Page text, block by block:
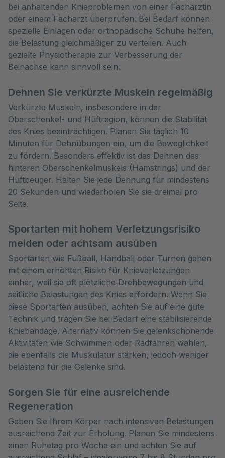
bei anhaltenden Knieproblemen von einer Fachärztin
oder einem Facharzt überprüfen. Bei Bedarf können
spezielle Einlagen oder orthopädische Schuhe helfen,
die Belastung gleichmäßiger zu verteilen. Auch
gezielte Physiotherapie zur Verbesserung der
Beinachse kann sinnvoll sein.
Dehnen Sie verkürzte Muskeln regelmäßig
Verkürzte Muskeln, insbesondere in der
Oberschenkel- und Hüftregion, können die Stabilität
des Knies beeinträchtigen. Planen Sie täglich 10
Minuten für Dehnübungen ein, um die Beweglichkeit
zu fördern. Besonders effektiv ist das Dehnen des
hinteren Oberschenkelmuskels (Hamstrings) und der
Hüftbeuger. Halten Sie jede Dehnung für mindestens
20 Sekunden und wiederholen Sie sie dreimal pro
Seite.
Sportarten mit hohem Verletzungsrisiko
meiden oder achtsam ausüben
Sportarten wie Fußball, Handball oder Turnen gehen
mit einem erhöhten Risiko für Knieverletzungen
einher, weil sie oft plötzliche Drehbewegungen und
seitliche Belastungen des Knies erfordern. Wenn Sie
diese Sportarten ausüben, achten Sie auf eine gute
Technik und tragen Sie bei Bedarf eine stabilisierende
Kniebandage. Alternativ können Sie gelenkschonende
Aktivitäten wie Schwimmen oder Radfahren wählen,
die ebenfalls die Muskulatur stärken, jedoch weniger
belastend für die Gelenke sind.
Sorgen Sie für eine ausreichende
Regeneration
Geben Sie Ihrem Körper nach intensiven Belastungen
ausreichend Zeit zur Erholung. Planen Sie mindestens
einen Ruhetag pro Woche ein und achten Sie auf